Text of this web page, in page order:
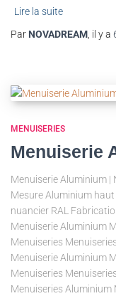
Lire la suite
Par NOVADREAM , il y a
MENUISERIES
Menuiserie
Menuiserie Aluminium |
Mesure Aluminium
nuancier RAL
Menuiserie Aluminium
Menuiseries
Menuiserie Aluminium
Menuiseries
Menuiseries Aluminium